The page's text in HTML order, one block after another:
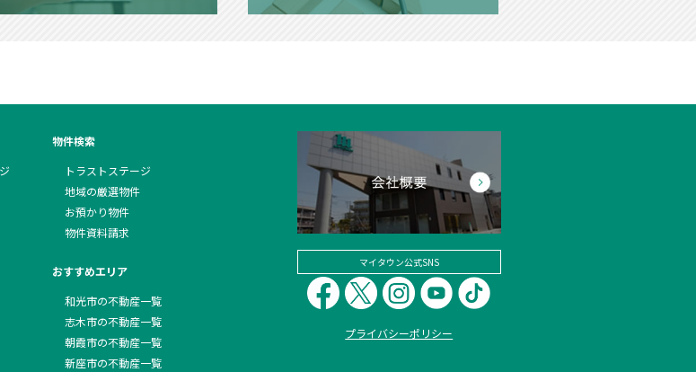
物件検索
トラストステージ
地域の厳選物件
お預かり物件
物件資料請求
おすすめエリア
和光市の不動産一覧
志木市の不動産一覧
朝霞市の不動産一覧
新座市の不動産一覧
マイタウン公式SNS
プライバシーポリシー